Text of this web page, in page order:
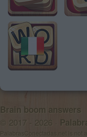
Brain boom answers
© 2017 - 2026 ·
PalabrasConectadas.net is not